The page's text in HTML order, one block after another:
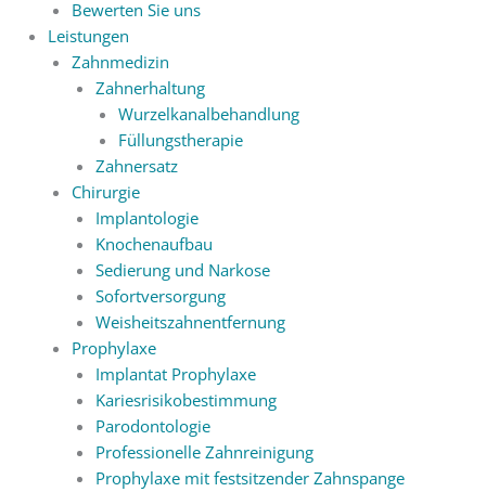
Bewerten Sie uns
Leistungen
Zahnmedizin
Zahnerhaltung
Wurzelkanalbehandlung
Füllungstherapie
Zahnersatz
Chirurgie
Implantologie
Knochenaufbau
Sedierung und Narkose
Sofortversorgung
Weisheitszahnentfernung
Prophylaxe
Implantat Prophylaxe
Kariesrisikobestimmung
Parodontologie
Professionelle Zahnreinigung
Prophylaxe mit festsitzender Zahnspange